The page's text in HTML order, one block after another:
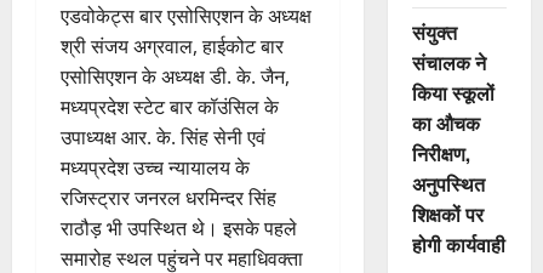
एडवोकेट्स बार एसोसिएशन के अध्यक्ष
श्री संजय अग्रवाल, हाईकोट बार
एसोसिएशन के अध्यक्ष डी. के. जैन,
मध्यप्रदेश स्टेट बार कॉउंसिल के
उपाध्यक्ष आर. के. सिंह सेनी एवं
मध्यप्रदेश उच्च न्यायालय के
रजिस्ट्रार जनरल धरमिन्दर सिंह
राठौड़ भी उपस्थित थे। इसके पहले
समारोह स्थल पहुंचने पर महाधिवक्ता
संयुक्त
संचालक ने
किया स्कूलों
का औचक
निरीक्षण,
अनुपस्थित
शिक्षकों पर
होगी कार्यवाही